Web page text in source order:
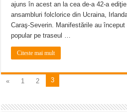
ajuns în acest an la cea de-a 42-a
ansambluri folclorice din Ucraina,
Caraş-Severin. Manifestările au început
popular pe traseul …
Citeste mai mult
« 1 2 3